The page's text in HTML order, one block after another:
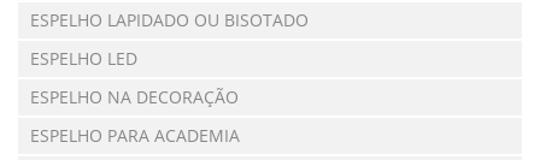
ESPELHO LAPIDADO OU BISOTADO
ESPELHO LED
ESPELHO NA DECORAÇÃO
ESPELHO PARA ACADEMIA